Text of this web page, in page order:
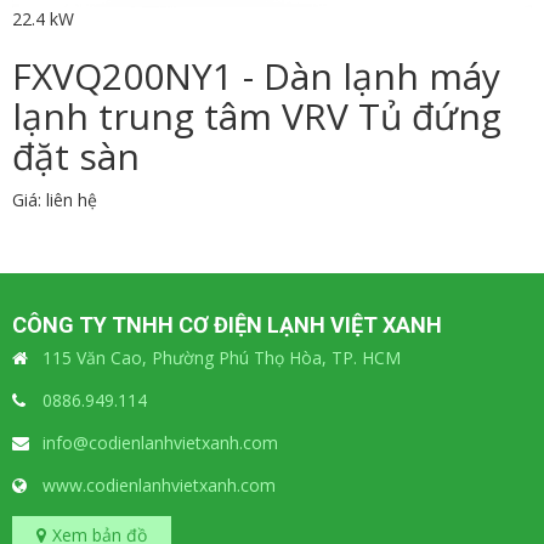
22.4 kW
FXVQ200NY1 - Dàn lạnh máy
lạnh trung tâm VRV Tủ đứng
đặt sàn
Giá: liên hệ
CÔNG TY TNHH CƠ ĐIỆN LẠNH VIỆT XANH
115 Văn Cao, Phường Phú Thọ Hòa, TP. HCM
0886.949.114
info@codienlanhvietxanh.com
www.codienlanhvietxanh.com
Xem bản đồ